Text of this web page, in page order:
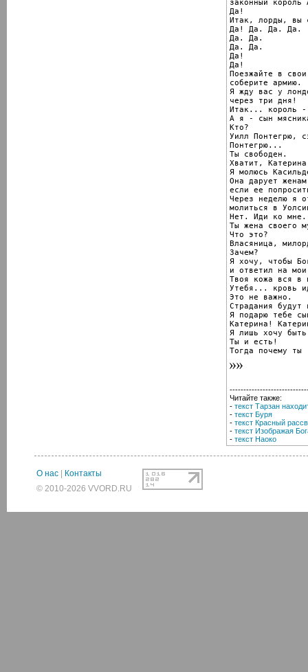
законный король
Да!
Итак, лорды, вы
Да! Да. Да. Да.
Да. Да.
Да. Да.
Да!
Да!
Поезжайте в
соберите армию.
Я жду вас у
через три дня!
Итак... король -
А я - сын
Кто?
Уилл Понтегрю,
Понтегрю...
Ты свободен.
Хватит,
Я молюсь
Она дарует
если ее
Через неделю я
молиться в
Нет. Иди ко мне.
Ты жена своего
Что это?
Власяница,
Зачем?
Я хочу, чтобы
и ответил на
Твоя кожа вся в
Утебя... кровь
Это не важно.
Страдания будут
Я подарю тебе
Катерина!
Я лишь хочу
Ты и есть!
Тогда почему ты
Читайте также:
- текст Тарзан
- текст Буря
- текст Красный
- текст Изображая
- текст Наоко
О нас
Контакты
© 2010-2026 VVORD.RU